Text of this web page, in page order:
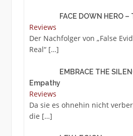
FACE DOWN HERO
Reviews
Der Nachfolger von „False
Real“ […]
EMBRACE THE
Empathy
Reviews
Da sie es ohnehin nicht
die […]